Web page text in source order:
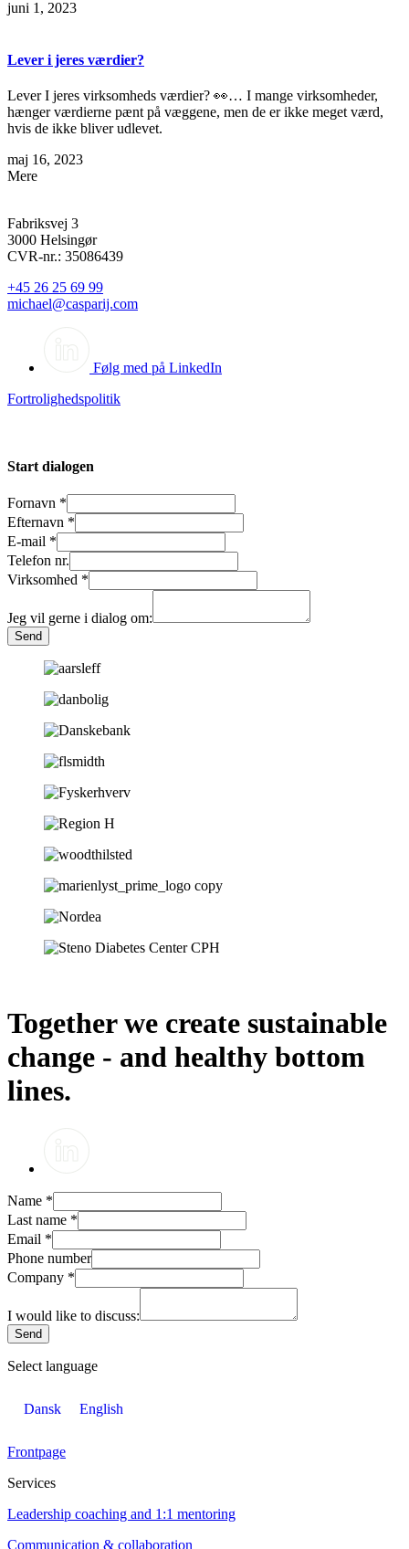
juni 1, 2023
Lever i jeres værdier?
Lever I jeres virksomheds værdier? 👀… I mange virksomheder,
hænger værdierne pænt på væggene, men de er ikke meget værd,
hvis de ikke bliver udlevet.
maj 16, 2023
Mere
Fabriksvej 3
3000 Helsingør
CVR-nr.: 35086439
+45 26 25 69 99
michael@casparij.com
Følg med på LinkedIn
Fortrolighedspolitik
Start dialogen
Fornavn *
Efternavn *
E-mail *
Telefon nr.
Virksomhed *
Jeg vil gerne i dialog om:
Send
Together we create sustainable
change - and healthy bottom
lines.
Name *
Last name *
Email *
Phone number
Company *
I would like to discuss:
Send
Select language
Dansk English
Frontpage
Services
Leadership coaching and 1:1 mentoring
Communication & collaboration